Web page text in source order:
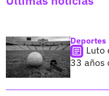
Deportes
Luto
33 años